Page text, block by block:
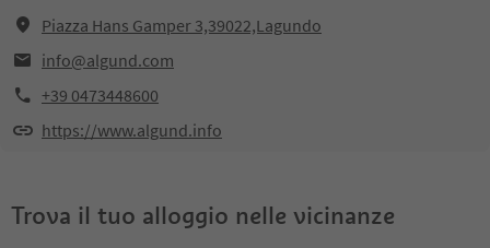
Piazza Hans Gamper 3,39022,Lagundo
info@algund.com
+39 0473448600
https://www.algund.info
Trova il tuo alloggio nelle vicinanze